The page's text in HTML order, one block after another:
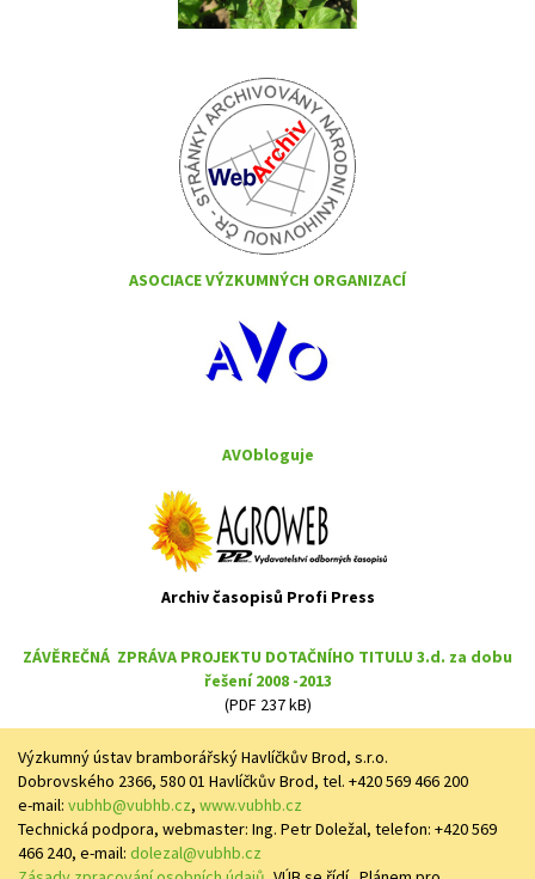
ASOCIACE VÝZKUMNÝCH ORGANIZACÍ
AVObloguje
Archiv časopisů Profi Press
ZÁVĚREČNÁ ZPRÁVA PROJEKTU DOTAČNÍHO TITULU 3.d. za dobu
řešení 2008 -2013
(PDF 237 kB)
Výzkumný ústav bramborářský Havlíčkův Brod, s.r.o.
Dobrovského 2366, 580 01 Havlíčkův Brod, tel. +420 569 466 200
e-mail: vubhb@vubhb.cz, www.vubhb.cz
Technická podpora, webmaster: Ing. Petr Doležal, telefon: +420 569
466 240, e-mail: dolezal@vubhb.cz